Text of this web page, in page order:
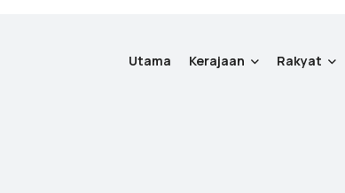
Utama Kerajaan Rakyat